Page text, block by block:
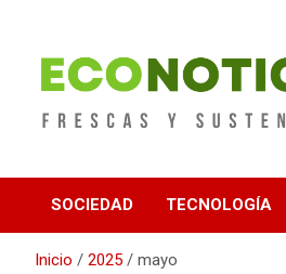
contenido
Econoticias
SOCIEDAD TECNOLOGÍA
Inicio 2025 mayo